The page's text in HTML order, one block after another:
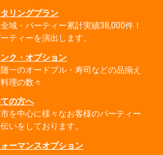
リングプラン
域・パーティー累計実績38,000件！
ティーを演出します。
ク・オプション
一のオードブル・寿司などの品揃え
理の数々
の方へ
を中心に様々なお客様のパーティー
いをしております。
ーマンスオプション